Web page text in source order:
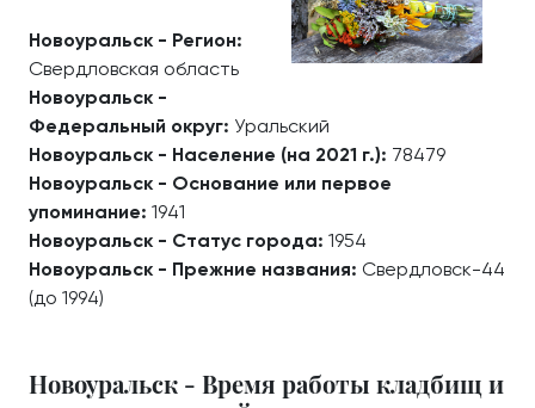
Новоуральск - Регион:
Свердловская область
Новоуральск -
Федеральный округ: Уральский
Новоуральск - Население (на 2021 г.): 78479
Новоуральск - Основание или первое
упоминание: 1941
Новоуральск - Статус города: 1954
Новоуральск - Прежние названия: Свердловск-44
(до 1994)
Новоуральск - Время работы кладбищ и